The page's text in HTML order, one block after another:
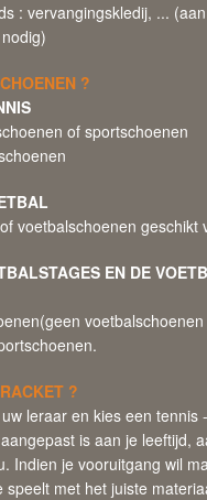
: vervangingskledij, ...
?
of sportschoenen
voetbalschoenen geschikt
EN DE
?
leraar en kies een tennis
is aan je leeftijd,
Indien je vooruitgang wil
speelt met het juiste